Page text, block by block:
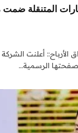
خدمة بالسيارات المتنقلة
الأرباح:: أعلنت
الرسمية…